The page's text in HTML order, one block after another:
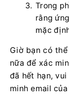
Trong
rằng
mặc
Giờ bạn có
nữa để xác
đã hết hạn,
minh email